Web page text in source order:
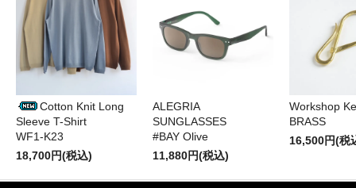
Cotton Knit Long
Sleeve T-Shirt
WF1-K23
18,700円(税込)
ALEGRIA
SUNGLASSES
#BAY Olive
11,880円(税込)
Workshop
BRASS
16,500円(税